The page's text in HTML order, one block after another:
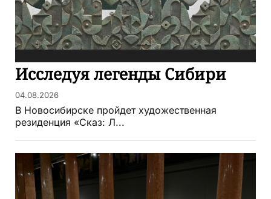
Исследуя легенды Сибири
04.08.2026
В Новосибирске пройдет художественная
резиденция «Сказ: Л...